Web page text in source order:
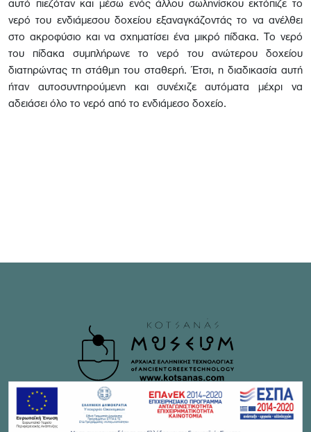
αυτό πιεζόταν και μέσω ενός άλλου σωληνίσκου εκτόπιζε το
νερό του ενδιάμεσου δοχείου εξαναγκάζοντάς το να ανέλθει
στο ακροφύσιο και να σχηματίσει ένα μικρό πίδακα. Το νερό
του πίδακα συμπλήρωνε το νερό του ανώτερου δοχείου
διατηρώντας τη στάθμη του σταθερή. Έτσι, η διαδικασία αυτή
ήταν αυτοσυντηρούμενη και συνέχιζε αυτόματα μέχρι να
αδειάσει όλο το νερό από το ενδιάμεσο δοχείο.